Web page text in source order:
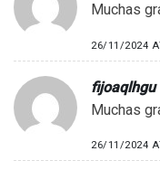
Muchas
26/11/2024
fijoaqlhgu
Muchas
26/11/2024